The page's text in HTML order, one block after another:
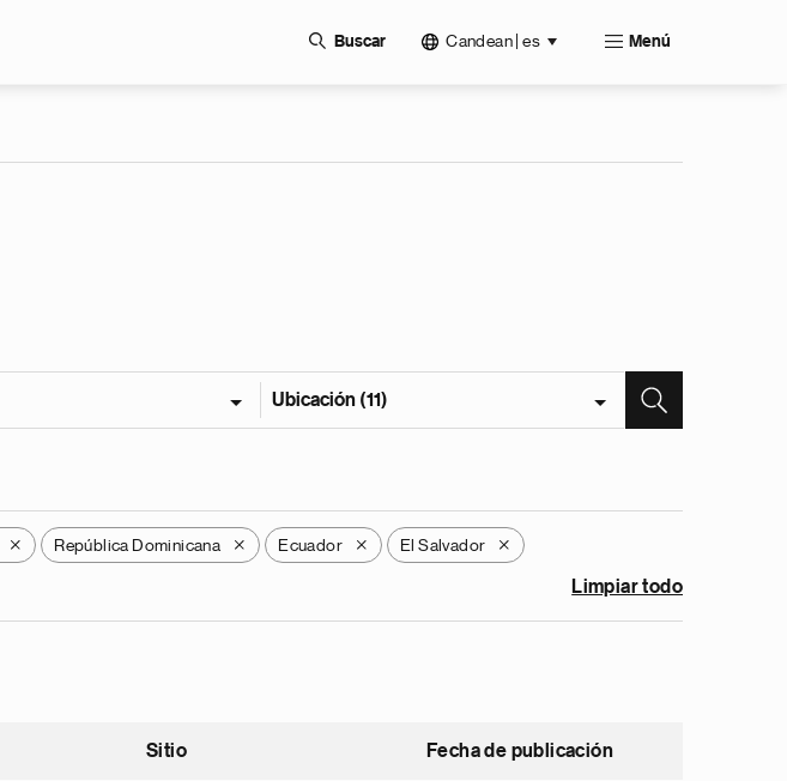
Buscar Candean | es Menú
Ubicación (11)
X República Dominicana X Ecuador X El Salvador X
Limpiar todo
Sitio Fecha de publicación